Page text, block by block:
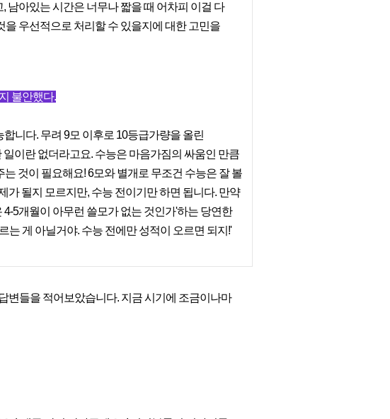
남아있는 시간은 너무나 짧을 때 어차피 이걸 다
우선적으로 처리할 수 있을지에 대한 고민을
불안했다.
니다. 무려 9모 이후로 10등급가량을 올린
이란 없더라고요. 수능은 마음가짐의 싸움인 만큼
것이 필요해요! 6모와 별개로 무조건 수능은 잘 볼
가 될지 모르지만, 수능 전이기만 하면 됩니다. 만약
5개월이 아무런 쓸모가 없는 것인가'하는 당연한
는 게 아닐거야. 수능 전에만 성적이 오르면 되지!'
변들을 적어보았습니다. 지금 시기에 조금이나마